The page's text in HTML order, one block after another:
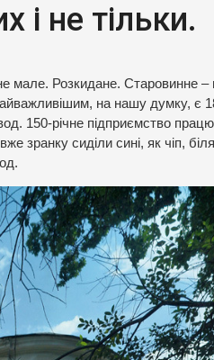
не тільки.
мале. Розкидане. Старовинне –
на нашу думку, є
150-річне підприємство
зранку сиділи сині, як чіп, біля